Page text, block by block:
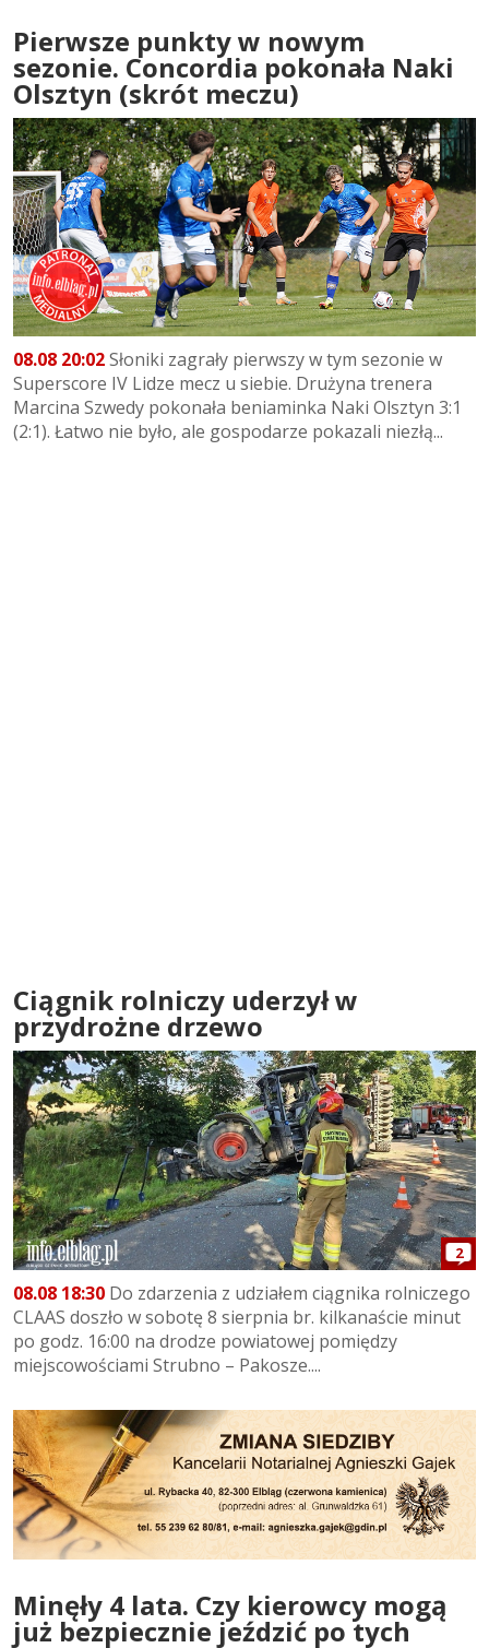
Pierwsze punkty w nowym
sezonie. Concordia pokonała Naki
Olsztyn (skrót meczu)
08.08 20:02Słoniki zagrały pierwszy w tym sezonie w
Superscore IV Lidze mecz u siebie. Drużyna trenera
Marcina Szwedy pokonała beniaminka Naki Olsztyn 3:1
(2:1). Łatwo nie było, ale gospodarze pokazali niezłą...
Ciągnik rolniczy uderzył w
przydrożne drzewo
2
08.08 18:30 Do zdarzenia z udziałem ciągnika rolniczego
CLAAS doszło w sobotę 8 sierpnia br. kilkanaście minut
po godz. 16:00 na drodze powiatowej pomiędzy
miejscowościami Strubno – Pakosze....
Minęły 4 lata. Czy kierowcy mogą
już bezpiecznie jeździć po tych